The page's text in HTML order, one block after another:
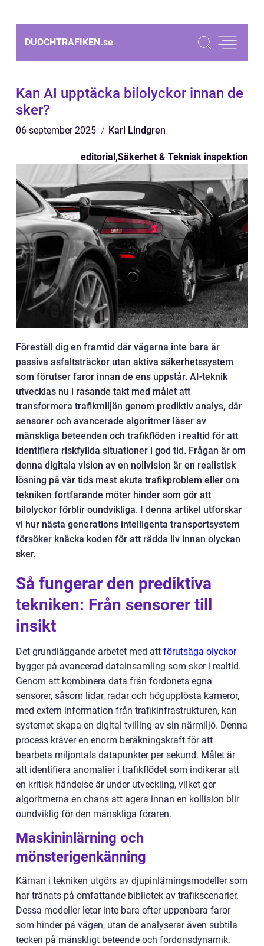
DUOCHTRAFIKEN.se
Kan AI upptäcka bilolyckor innan de
sker?
06 september 2025 Karl Lindgren
editorial,Säkerhet & Teknisk inspektion
Föreställ dig en framtid där vägarna inte bara är
passiva asfaltsträckor utan aktiva säkerhetssystem
som förutser faror innan de ens uppstår. AI-teknik
utvecklas nu i rasande takt med målet att
transformera trafikmiljön genom prediktiv analys, där
sensorer och avancerade algoritmer läser av
mänskliga beteenden och trafikflöden i realtid för att
identifiera riskfyllda situationer i god tid. Frågan är om
denna digitala vision av en nollvision är en realistisk
lösning på vår tids mest akuta trafikproblem eller om
tekniken fortfarande möter hinder som gör att
bilolyckor förblir oundvikliga. I denna artikel utforskar
vi hur nästa generations intelligenta transportsystem
försöker knäcka koden för att rädda liv innan olyckan
sker.
Så fungerar den prediktiva
tekniken: Från sensorer till
insikt
Det grundläggande arbetet med att förutsäga olyckor
bygger på avancerad datainsamling som sker i realtid.
Genom att kombinera data från fordonets egna
sensorer, såsom lidar, radar och högupplösta kameror,
med extern information från trafikinfrastrukturen, kan
systemet skapa en digital tvilling av sin närmiljö. Denna
process kräver en enorm beräkningskraft för att
bearbeta miljontals datapunkter per sekund. Målet är
att identifiera anomalier i trafikflödet som indikerar att
en kritisk händelse är under utveckling, vilket ger
algoritmerna en chans att agera innan en kollision blir
oundviklig för den mänskliga föraren.
Maskininlärning och
mönsterigenkänning
Kärnan i tekniken utgörs av djupinlärningsmodeller som
har tränats på omfattande bibliotek av trafikscenarier.
Dessa modeller letar inte bara efter uppenbara faror
som hinder på vägen, utan de analyserar även subtila
tecken på mänskligt beteende och fordonsdynamik.